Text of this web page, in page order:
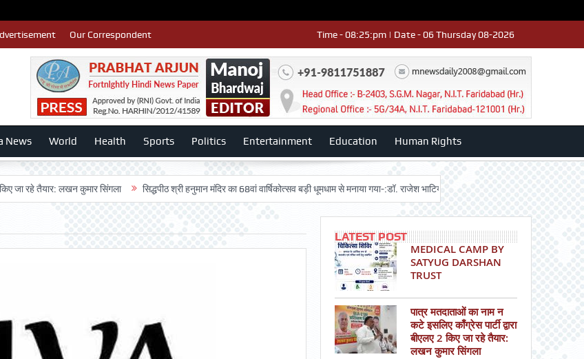
Our Correspondent Time - 08:25:pm | Date - 06 Thursday 08-2026
News World Health Sports Politics Entertainment Education Human Rights
तैयार: लखन कुमार सिंगला सिद्धपीठ श्री हनुमान मंदिर का 68वां वार्षिकोत्सव बड़ी धूमधाम से मनाया गया-:डॉ. राजेश भाटिया Admission advertisment श्री
LATEST POST
MEDICAL CAMP BY
SATYUG DARSHAN
TRUST
पात्र मतदाताओं का नाम न
कटे इसलिए काँग्रेस पार्टी द्वारा
बीएलए 2 किए जा रहे तैयार:
लखन कुमार सिंगला